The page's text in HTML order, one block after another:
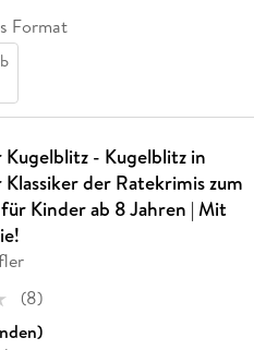
Format
Kugelblitz - Kugelblitz in
der Ratekrimis zum
Kinder ab 8 Jahren | Mit
(8)